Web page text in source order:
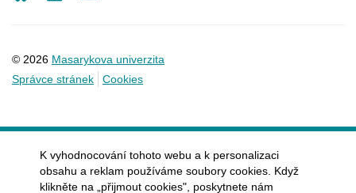
© 2026 Masarykova univerzita
Správce stránek
Cookies
K vyhodnocování tohoto webu a k personalizaci
obsahu a reklam používáme soubory cookies. Když
klikněte na „přijmout cookies", poskytnete nám